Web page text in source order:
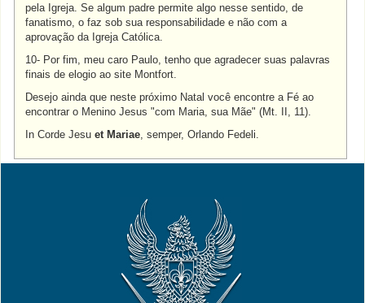
pela Igreja. Se algum padre permite algo nesse sentido, de
fanatismo, o faz sob sua responsabilidade e não com a
aprovação da Igreja Católica.
10- Por fim, meu caro Paulo, tenho que agradecer suas palavras
finais de elogio ao site Montfort.
Desejo ainda que neste próximo Natal você encontre a Fé ao
encontrar o Menino Jesus "com Maria, sua Mãe" (Mt. II, 11).
In Corde Jesuet Mariae, semper, Orlando Fedeli.